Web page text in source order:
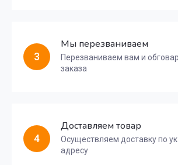
3
Мы перезваниваем
Перезваниваем вам и
заказа
4
Доставляем товар
Осуществляем доставку по
адресу